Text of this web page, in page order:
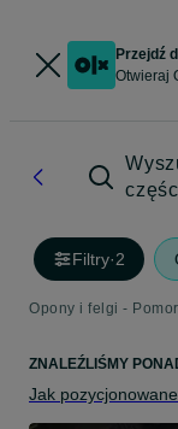
Przejdź
Otwieraj
Filtry·2
ZNALEŹLIŚMY
Jak